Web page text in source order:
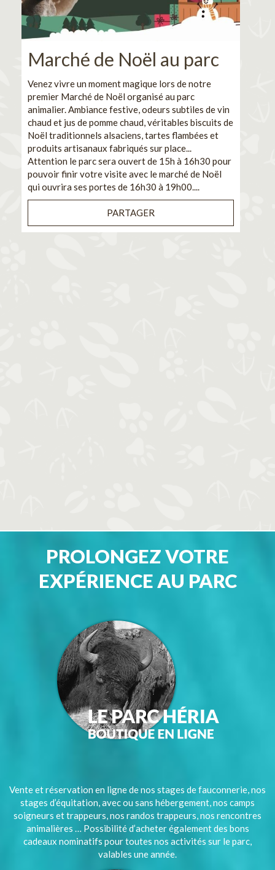
Marché de Noël au parc
Venez vivre un moment magique lors de notre
premier Marché de Noël organisé au parc
animalier. Ambiance festive, odeurs subtiles de vin
chaud et jus de pomme chaud, véritables biscuits de
Noël traditionnels alsaciens, tartes flambées et
produits artisanaux fabriqués sur place...
Attention le parc sera ouvert de 15h à 16h30 pour
pouvoir finir votre visite avec le marché de Noël
qui ouvrira ses portes de 16h30 à 19h00....
PARTAGER
PROLONGEZ VOTRE
EXPÉRIENCE AU PARC
Vente et réservation en ligne de nos stages de fauconnerie, nos
stages d’équitation, avec ou sans hébergement, nos camps
soigneurs et trappeurs, nos randos trappeurs, nos rencontres
animalières … Possibilité d’acheter également des bons
cadeaux nominatifs pour toutes nos activités sur le parc,
valables une année.